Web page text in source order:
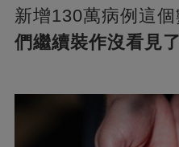
新增130萬病例這個
們繼續裝作沒看見了